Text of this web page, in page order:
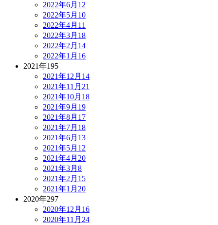
2022年6月 12
2022年5月 10
2022年4月 11
2022年3月 18
2022年2月 14
2022年1月 16
2021年195
2021年12月 14
2021年11月 21
2021年10月 18
2021年9月 19
2021年8月 17
2021年7月 18
2021年6月 13
2021年5月 12
2021年4月 20
2021年3月 8
2021年2月 15
2021年1月 20
2020年297
2020年12月 16
2020年11月 24